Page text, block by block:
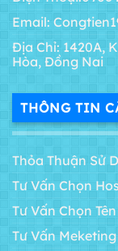
Email:
Địa Chỉ: 1420A,
Hòa, Đồng Nai
THÔNG TIN
Thỏa Thuận Sử
Tư Vấn Chọn
Tư Vấn Chọn
Tư Vấn